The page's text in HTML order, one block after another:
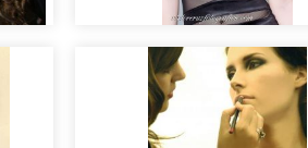
maquillaje para sesión
fotográfica de moda